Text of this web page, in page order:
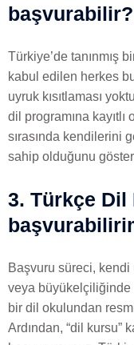
başvurabilir?
Türkiye’de tanınmış
kabul edilen herkes
uyruk kısıtlaması
dil programına kayıtlı
sırasında kendilerini
sahip olduğunu
3. Türkçe Dil
Başvuru süreci,
veya büyükelçiliğinde
bir dil okulundan
Ardından, “dil kursu”